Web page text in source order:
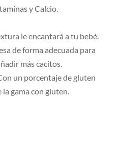
y Calcio.
le encantará a tu bebé.
de forma adecuada para
más cacitos.
un porcentaje de gluten
gama con gluten.